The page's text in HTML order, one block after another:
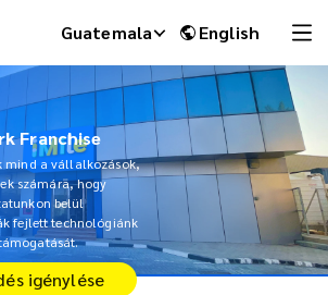
Guatemala English
Franchise
mind a vállalkozások,
számára, hogy
belül
fejlett technológiánk
igénylése